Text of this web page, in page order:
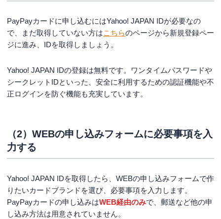
PayPayカードに申し込むにはYahoo! JAPAN IDが必要なの
で、まだ取得していない方はこちらのページから新規登録ペー
ジに進み、IDを取得しましょう。
Yahoo! JAPAN IDの登録は無料です。ワンタイムパスワードや
シークレットIDといった、安全に利用するための認証機能や不
正ログインを防ぐ機能も充実しています。
（2）WEBの申し込みフォームに必要事項を入
力する
Yahoo! JAPAN IDを取得したら、WEBの申し込みフォームで作
りたいカードブランドを選び、必要事項を入力します。
PayPayカードの申し込みはWEB経由のみで、郵送など他の申
し込み方法は用意されていません。